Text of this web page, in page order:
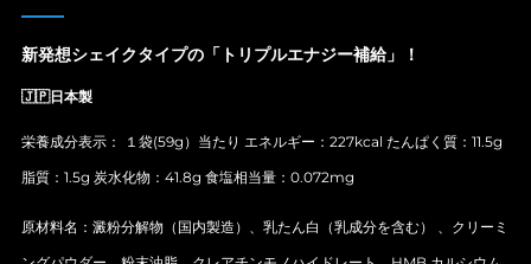
新発想シェイクタイプの「トリプルエナジー補給」！
🇯🇵日本製
栄養成分表示： １袋(59g）当たり エネルギー：227kcal たんぱく質：11.5g
脂質：1.5g 炭水化物：41.8g 食塩相当量：0.072mg
原材料名：澱粉分解物（国内製造）、乳たん白（乳成分を含む） 、クリーミ